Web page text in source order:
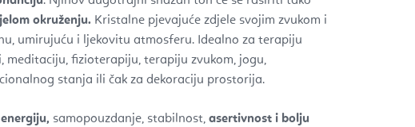
okruženju. Kristalne pjevajuće zdjele svojim zvukom i
umirujuću i ljekovitu atmosferu. Idealno za terapiju
meditaciju, fizioterapiju, terapiju zvukom, jogu,
stanja ili čak za dekoraciju prostorija.
samopouzdanje, stabilnost, asertivnost i bolju